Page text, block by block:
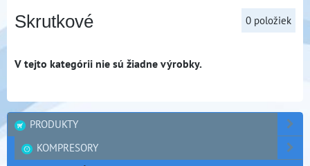
Skrutkové 0 položiek
PRODUKTY
KOMPRESORY